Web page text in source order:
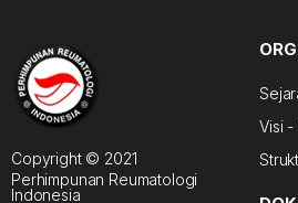
Copyright © 2021
Perhimpunan Reumatologi
Indonesia
Visi -